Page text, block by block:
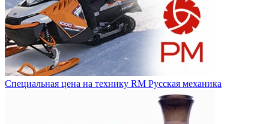
Специальная цена на технику RM Русская механика